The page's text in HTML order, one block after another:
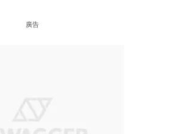
廣告